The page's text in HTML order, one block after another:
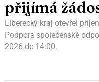
přijímá
Liberecký kraj otevřel
Podpora společenské
2026 do 14:00.